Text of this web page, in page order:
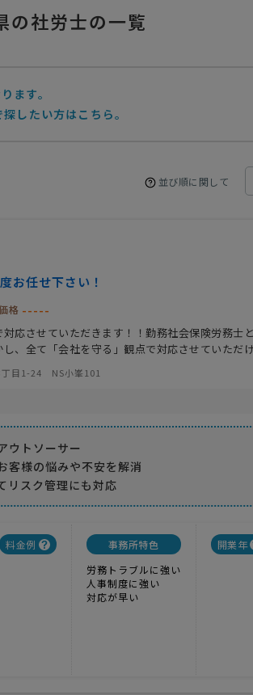
の社労士の一覧
ます。
したい方はこちら。
並び順に関して
お任せ下さい！
格 -----
応させていただきます！！勤務社会保険労務士
、全て「会社を守る」観点で対応させていただ
丁目1-24 NS小峯101
ウトソーサー
客様の悩みや不安を解消
リスク管理にも対応
料金例
事務所特色
労務トラブルに強い
人事制度に強い
対応が早い
開業年